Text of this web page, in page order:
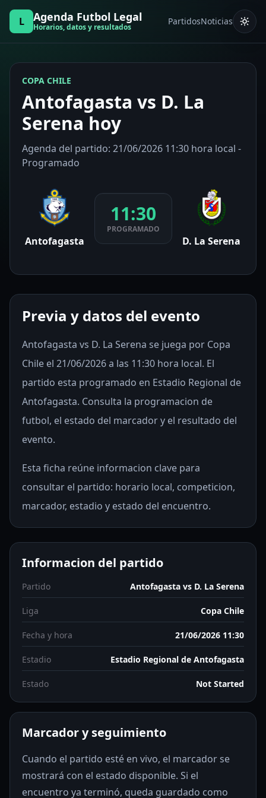
L Agenda Futbol Legal
Horarios, datos y resultados
PartidosNoticias
COPA CHILE
Antofagasta vs D. La
Serena hoy
Agenda del partido: 21/06/2026 11:30 hora local -
Programado
Antofagasta
11:30
PROGRAMADO
D. La Serena
Previa y datos del evento
Antofagasta vs D. La Serena se juega por Copa
Chile el 21/06/2026 a las 11:30 hora local. El
partido esta programado en Estadio Regional de
Antofagasta. Consulta la programacion de
futbol, el estado del marcador y el resultado del
evento.
Esta ficha reúne informacion clave para
consultar el partido: horario local, competicion,
marcador, estadio y estado del encuentro.
Informacion del partido
Partido Antofagasta vs D. La Serena
Liga Copa Chile
Fecha y hora 21/06/2026 11:30
Estadio Estadio Regional de Antofagasta
Estado Not Started
Marcador y seguimiento
Cuando el partido esté en vivo, el marcador se
mostrará con el estado disponible. Si el
encuentro ya terminó, queda guardado como